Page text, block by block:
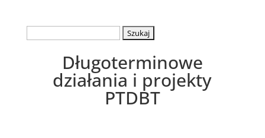
Długoterminowe
działania i projekty
PTDBT